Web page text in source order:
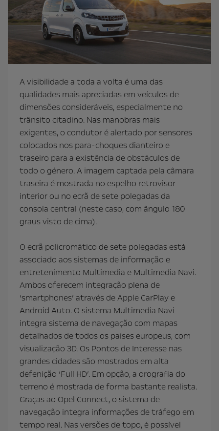
A visibilidade a toda a volta é uma das
qualidades mais apreciadas em veículos de
dimensões consideráveis, especialmente no
trânsito citadino. Nas manobras mais
exigentes, o condutor é alertado por sensores
colocados nos para-choques dianteiro e
traseiro para a existência de obstáculos de
todo o género. A imagem captada pela câmara
traseira é mostrada no espelho retrovisor
interior ou no ecrã de sete polegadas da
consola central (neste caso, com ângulo 180
graus visto de cima).
O ecrã policromático de sete polegadas está
associado aos sistemas de informação e
entretenimento Multimedia e Multimedia Navi.
Ambos oferecem integração plena de
‘smartphones’ através de Apple CarPlay e
Android Auto. O sistema Multimedia Navi
integra sistema de navegação com mapas
detalhados de todos os países europeus, com
visualização 3D. Os Pontos de Interesse nas
grandes cidades são mostrados em alta
defenição ‘Full HD’. Em opção, a orografia do
terreno é mostrada de forma bastante realista.
Graças ao Opel Connect, o sistema de
navegação integra informações de tráfego em
tempo real. Nas versões de topo, é possível